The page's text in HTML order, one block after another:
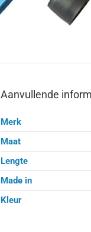
Aanvullende
Merk
Maat
Lengte
Made in
Kleur